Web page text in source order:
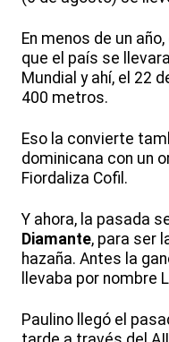
En menos de un
que el país se
Mundial y ahí, el 22
400 metros.
Eso la convierte
dominicana con un
Fiordaliza Cofil.
Y ahora, la pasada
Diamante, para ser
hazaña. Antes la
llevaba por nombre
Paulino llegó el